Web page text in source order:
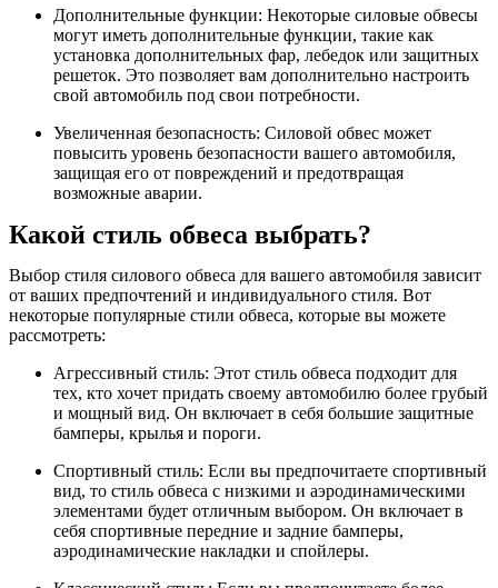
Дополнительные функции: Некоторые силовые обвесы
могут иметь дополнительные функции, такие как
установка дополнительных фар, лебедок или защитных
решеток. Это позволяет вам дополнительно настроить
свой автомобиль под свои потребности.
Увеличенная безопасность: Силовой обвес может
повысить уровень безопасности вашего автомобиля,
защищая его от повреждений и предотвращая
возможные аварии.
Какой стиль обвеса выбрать?
Выбор стиля силового обвеса для вашего автомобиля зависит
от ваших предпочтений и индивидуального стиля. Вот
некоторые популярные стили обвеса, которые вы можете
рассмотреть:
Агрессивный стиль: Этот стиль обвеса подходит для
тех, кто хочет придать своему автомобилю более грубый
и мощный вид. Он включает в себя большие защитные
бамперы, крылья и пороги.
Спортивный стиль: Если вы предпочитаете спортивный
вид, то стиль обвеса с низкими и аэродинамическими
элементами будет отличным выбором. Он включает в
себя спортивные передние и задние бамперы,
аэродинамические накладки и спойлеры.